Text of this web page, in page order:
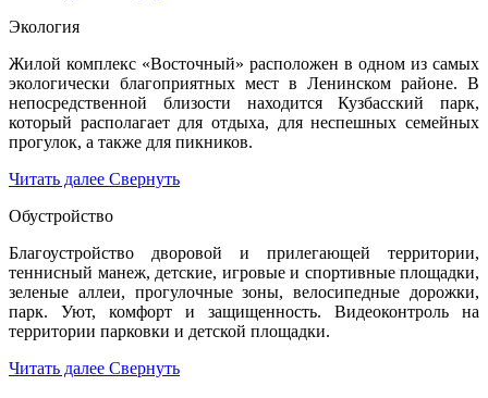
Экология
Жилой комплекс «Восточный» расположен в одном из самых
экологически благоприятных мест в Ленинском районе. В
непосредственной близости находится Кузбасский парк,
который располагает для отдыха, для неспешных семейных
прогулок, а также для пикников.
Читать далее Свернуть
Обустройство
Благоустройство дворовой и прилегающей территории,
теннисный манеж, детские, игровые и спортивные площадки,
зеленые аллеи, прогулочные зоны, велосипедные дорожки,
парк. Уют, комфорт и защищенность. Видеоконтроль на
территории парковки и детской площадки.
Читать далее Свернуть